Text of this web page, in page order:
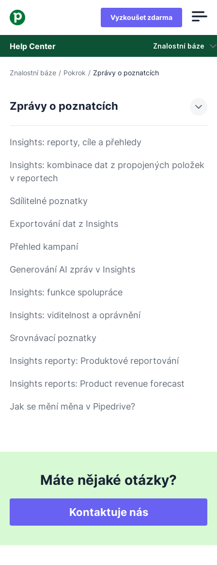
Vyzkoušet zdarma
Help Center Znalostní báze
Znalostní báze
Znalostní báze / Pokrok / Zprávy o poznatcích
Zprávy o poznatcích
Insights: reporty, cíle a přehledy
Insights: kombinace dat z propojených položek
v reportech
Sdílitelné poznatky
Exportování dat z Insights
Přehled kampaní
Generování AI zpráv v Insights
Insights: funkce spolupráce
Insights: viditelnost a oprávnění
Srovnávací poznatky
Insights reporty: Produktové reportování
Insights reports: Product revenue forecast
Jak se mění měna v Pipedrive?
Máte nějaké otázky?
Kontaktuje nás